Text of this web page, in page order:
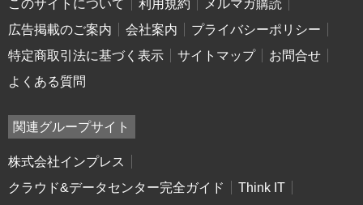
このサイトについて 利用規約
メルマガ購読
広告掲載のご案内
会社案内
プライバシーポリシー
特定商取引法に基づく表示
サイトマップ
お問合せ
よくある質問
関連グループサイト
株式会社インプレス
クラウド&データセンター完全ガイド
Think IT